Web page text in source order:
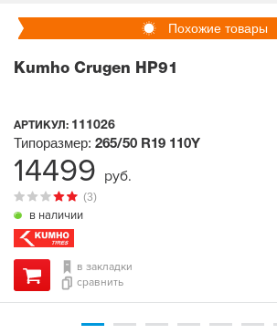
Похожие товары
Kumho Crugen HP91
АРТИКУЛ: 111026
в наличии
(3)
Типоразмер: 265/50 R19 110Y
в закладки
сравнить
14499 руб.